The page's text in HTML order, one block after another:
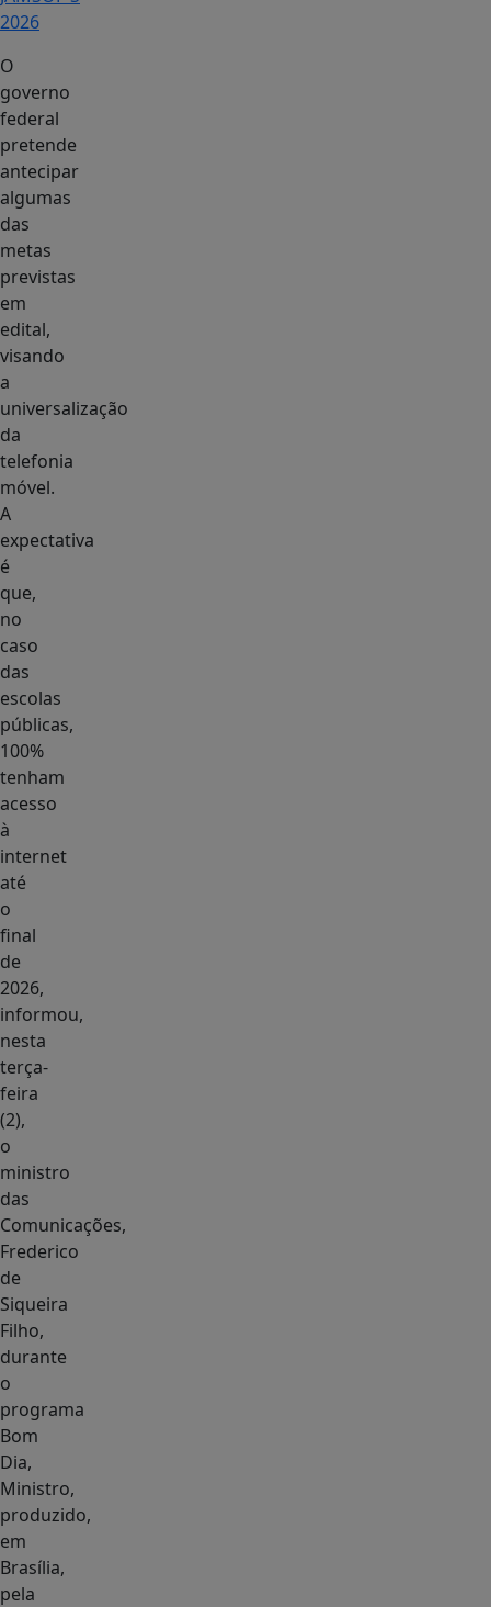
2026
O
governo
federal
pretende
antecipar
algumas
das
metas
previstas
em
edital,
visando
a
universalização
da
telefonia
móvel.
A
expectativa
é
que,
no
caso
das
escolas
públicas,
100%
tenham
acesso
à
internet
até
o
final
de
2026,
informou,
nesta
terça-
feira
(2),
o
ministro
das
Comunicações,
Frederico
de
Siqueira
Filho,
durante
o
programa
Bom
Dia,
Ministro,
produzido,
em
Brasília,
pela